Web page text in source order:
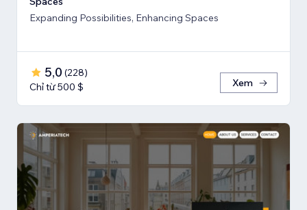
Expanding Possibilities, Enhancing Spaces
5,0 (228)
Chỉ từ 500 $
Xem